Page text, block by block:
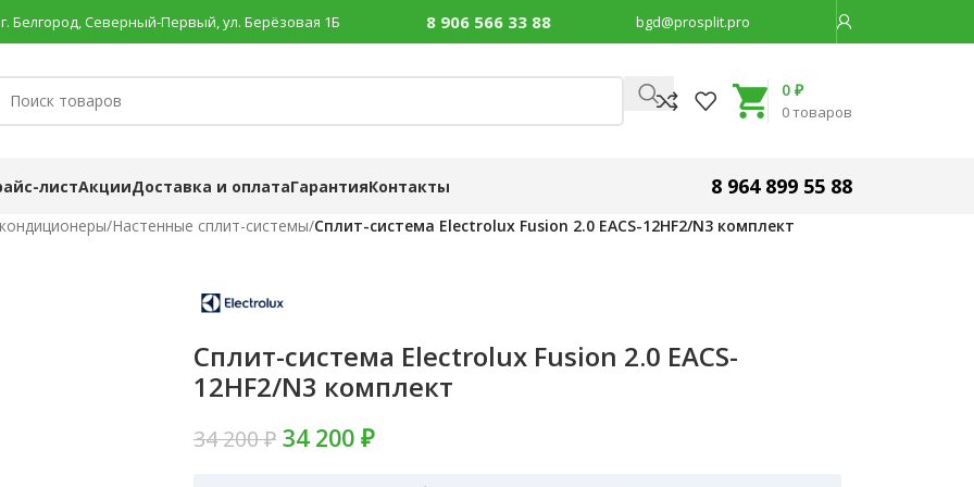
г. Белгород, Северный-Первый, ул. Берёзовая 1Б 8 906 566 33 88 bgd@prosplit.pro
0товаров
0 ₽
листАкцииДоставка и оплатаГарантияКонтакты 8 964 899 55 88
/Настенные сплит-системы/Сплит-система Electrolux Fusion 2.0 EACS-12HF2/N3 комплект
Сплит-система Electrolux Fusion 2.0 EACS-
12HF2/N3 комплект
34 200 ₽ 34 200 ₽